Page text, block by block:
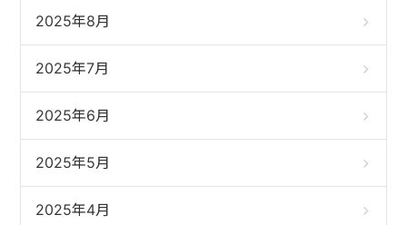
2025年8月
2025年7月
2025年6月
2025年5月
2025年4月